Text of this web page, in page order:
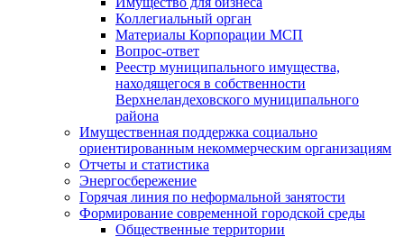
Коллегиальный орган
Материалы Корпорации МСП
Вопрос-ответ
Реестр муниципального имущества,
находящегося в собственности
Верхнеландеховского муниципального
района
Имущественная поддержка социально
ориентированным некоммерческим организациям
Отчеты и статистика
Энергосбережение
Горячая линия по неформальной занятости
Формирование современной городской среды
Общественные территории